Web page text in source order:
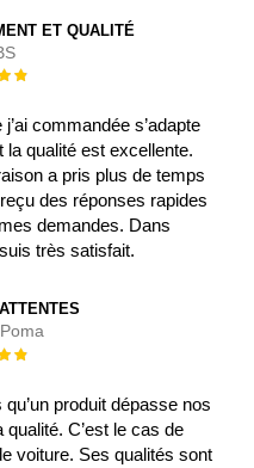
ET QUALITÉ
:
commandée s’adapte
la qualité est excellente.
a pris plus de temps
des réponses rapides
demandes. Dans
très satisfait.
:
produit dépasse nos
qualité. C’est le cas de
voiture. Ses qualités sont